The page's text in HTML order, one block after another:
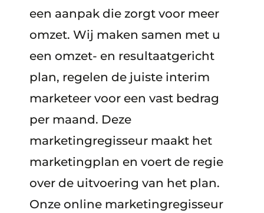
een aanpak die zorgt voor meer
omzet. Wij maken samen met u
een omzet- en resultaatgericht
plan, regelen de juiste interim
marketeer voor een vast bedrag
per maand. Deze
marketingregisseur maakt het
marketingplan en voert de regie
over de uitvoering van het plan.
Onze online marketingregisseur